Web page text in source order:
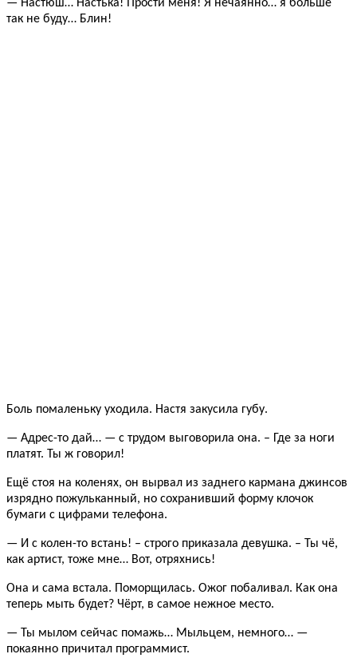
— Настюш… Настька! Прости меня! Я нечаянно… я больше
так не буду… Блин!
Боль помаленьку уходила. Настя закусила губу.
— Адрес-то дай… — с трудом выговорила она. – Где за ноги
платят. Ты ж говорил!
Ещё стоя на коленях, он вырвал из заднего кармана джинсов
изрядно пожульканный, но сохранивший форму клочок
бумаги с цифрами телефона.
— И с колен-то встань! – строго приказала девушка. – Ты чё,
как артист, тоже мне… Вот, отряхнись!
Она и сама встала. Поморщилась. Ожог побаливал. Как она
теперь мыть будет? Чёрт, в самое нежное место.
— Ты мылом сейчас помажь… Мыльцем, немного… —
покаянно причитал программист.